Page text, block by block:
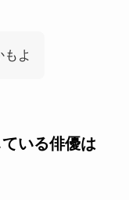
よ
いる俳優は